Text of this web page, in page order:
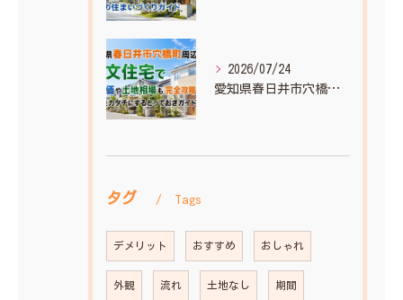
2026/07/24
愛知県春日井市穴橋町周辺の注文住宅で坪単価や土地相場も完全攻略！理想をカタチにするとっておきガイド
タグ Tags
デメリット おすすめ おしゃれ
外観 流れ 土地なし 期間